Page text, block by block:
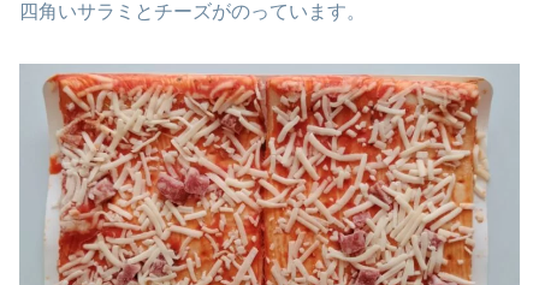
四角いサラミとチーズがのっています。